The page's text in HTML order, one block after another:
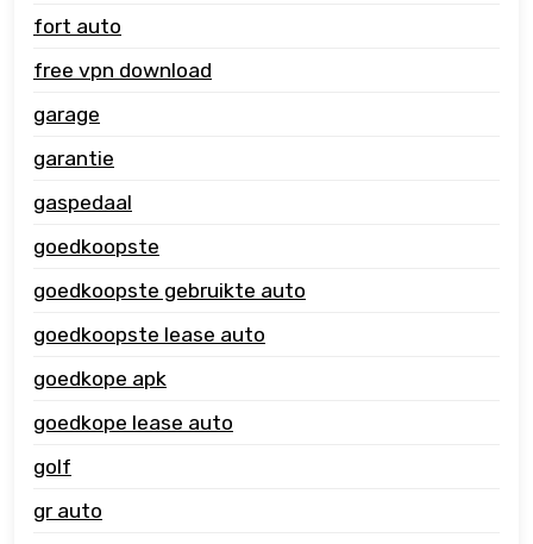
fort auto
free vpn download
garage
garantie
gaspedaal
goedkoopste
goedkoopste gebruikte auto
goedkoopste lease auto
goedkope apk
goedkope lease auto
golf
gr auto